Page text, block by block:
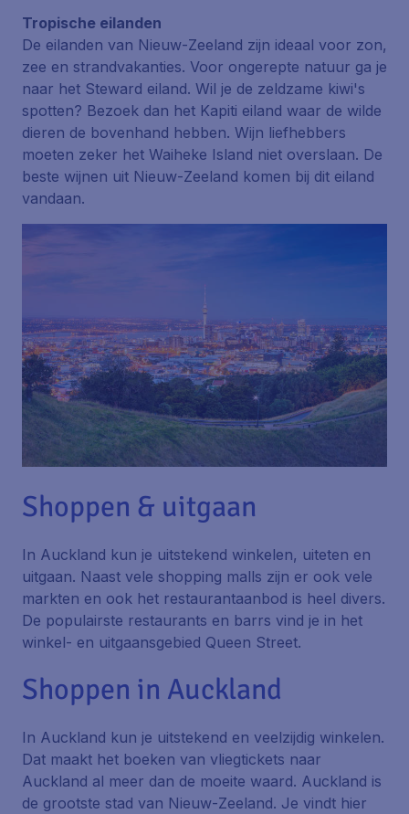
Tropische eilanden
De eilanden van Nieuw-Zeeland zijn ideaal voor zon,
zee en strandvakanties. Voor ongerepte natuur ga je
naar het Steward eiland. Wil je de zeldzame kiwi's
spotten? Bezoek dan het Kapiti eiland waar de wilde
dieren de bovenhand hebben. Wijn liefhebbers
moeten zeker het Waiheke Island niet overslaan. De
beste wijnen uit Nieuw-Zeeland komen bij dit eiland
vandaan.
Shoppen & uitgaan
In Auckland kun je uitstekend winkelen, uiteten en
uitgaan. Naast vele shopping malls zijn er ook vele
markten en ook het restaurantaanbod is heel divers.
De populairste restaurants en barrs vind je in het
winkel- en uitgaansgebied Queen Street.
Shoppen in Auckland
In Auckland kun je uitstekend en veelzijdig winkelen.
Dat maakt het boeken van vliegtickets naar
Auckland al meer dan de moeite waard. Auckland is
de grootste stad van Nieuw-Zeeland. Je vindt hier